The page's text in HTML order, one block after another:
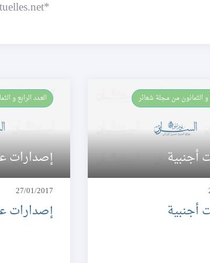
*www.lumieres-spirituelles.net
و الثمانون من مجلة شعائر
أجنبية
أجنبية
العـدد الرابع و
إصدارات
27/01/2017
إصدارات